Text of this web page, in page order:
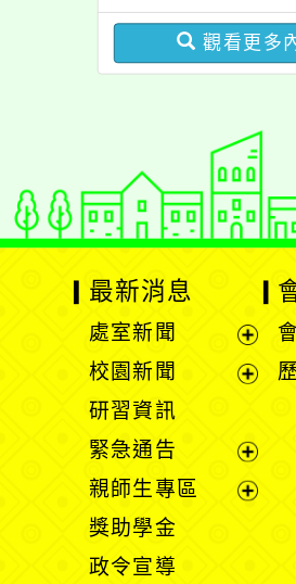
件活動」海報
畫」免費資訊
觀看更多
最新消息
處室新聞
展
單
校園新聞
開
選
單
研習資訊
緊急通告
展
開
親師生專區
獎助學金
政令宣導